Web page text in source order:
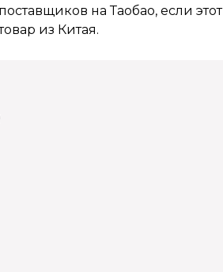
поставщиков на Таобао, если этот
из Китая.